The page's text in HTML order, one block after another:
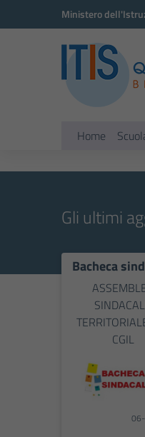
Vai ai contenuti
Vai al menu di navigazione
Ministero
Home
Gli ultimi
Bacheca
CGIL